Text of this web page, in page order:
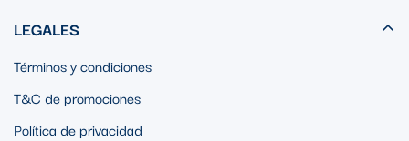
LEGALES
Términos y condiciones
T&C de promociones
Política de privacidad